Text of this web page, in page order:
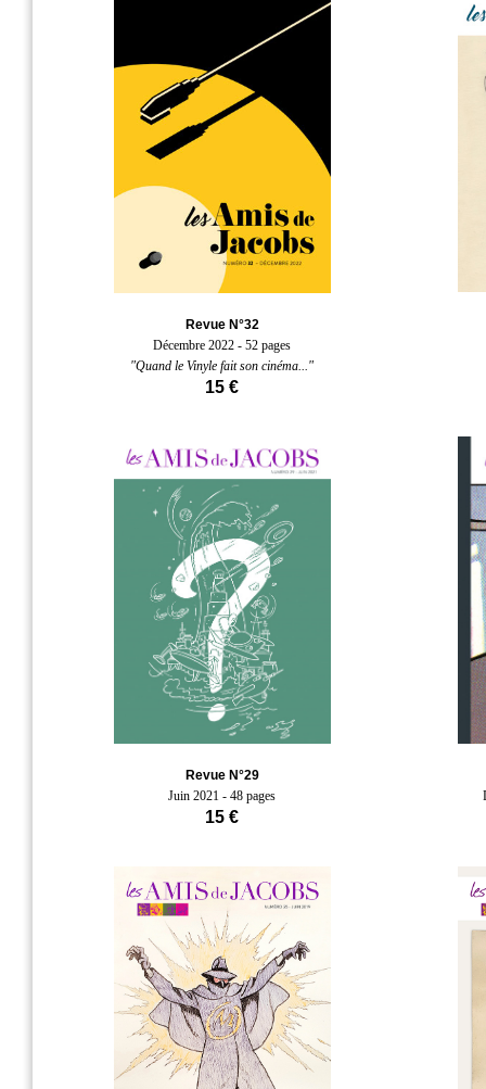
Revue N°32
Décembre 2022 - 52 pages
"Quand le Vinyle fait son cinéma..."
15 €
Revue N°29
Juin 2021 - 48 pages
15 €